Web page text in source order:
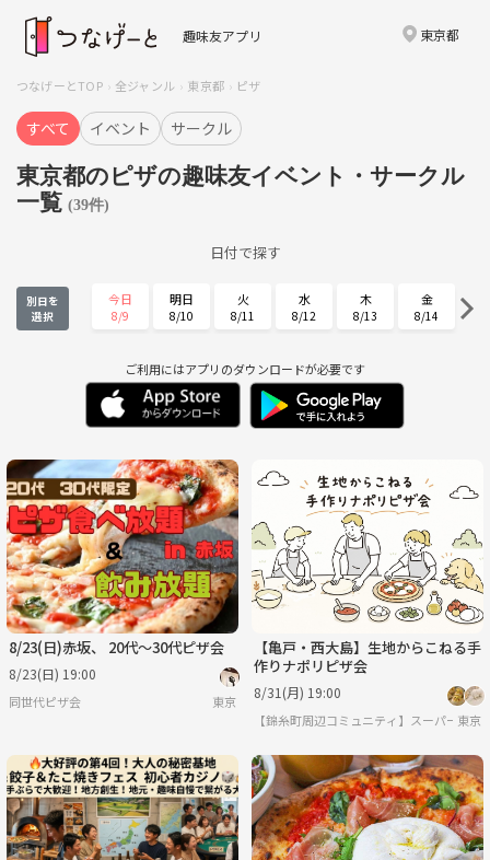
趣味友アプリ 東京都
つなげーとTOP 全ジャンル 東京都 ピザ
すべて イベント サークル
東京都のピザの趣味友イベント・サークル
一覧 (39件)
日付で探す
別日を
選択
今日
8/9
明日
8/10
火
8/11
水
8/12
木
8/13
金
8/14
8/15 8/16 8/17 8/18 8/19
金
8/21
土
8/22
月
8/24
火
8/25
8/27 8/28 8/29
水
9/2
木
9/3
金
9/4
土
9/5
日
9/6
月
9/7
ご利用にはアプリのダウンロードが必要です
8/23(日)赤坂、 20代〜30代ピザ会
8/23(日) 19:00
同世代ピザ会 東京
【亀戸・西大島】生地からこねる手
作りナポリピザ会
8/31(月) 19:00
【錦糸町周辺コミュニティ】スーパーレト
東京